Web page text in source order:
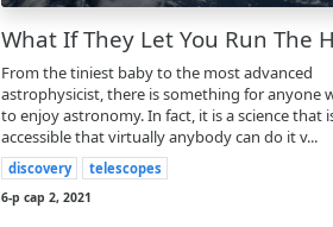
What If They Let You Run The
From the tiniest baby to the most advanced
astrophysicist, there is something for anyone
to enjoy astronomy. In fact, it is a science that
accessible that virtually anybody can do it v...
discovery telescopes
6-р сар 2, 2021